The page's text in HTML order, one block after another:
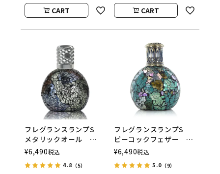
CART CART
フレグランスランプS
メタリックオール
ASHLEIGH&BURWOOD
（アシュレイアンドバー
ウッド）
¥6,490税込
4.8 （5）
フレグランスランプS
ピーコックフェザー
ASHLEIGH&BURWOOD
（アシュレイアンドバー
ウッド）
¥6,490税込
5.0（9）